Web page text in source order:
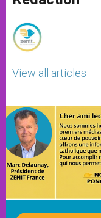
p e k
View all articles